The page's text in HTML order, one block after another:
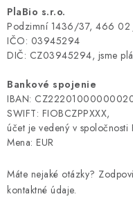
PlaBio s.r.o.
Podzimní 1436/37, 466 02
IČO: 03945294
DIČ: CZ03945294, jsme
Bankové spojenie
IBAN:
SWIFT: FIOBCZPPXXX,
účet je vedený v spoločnosti
Mena: EUR
Máte nejaké otázky?
kontaktné údaje.